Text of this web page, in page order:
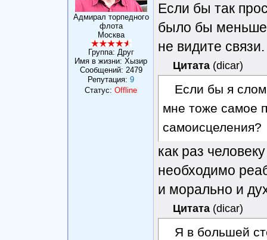
Адмирал торпедного
флота
Москва
Группа: Друг
Имя в жизни: Хызир
Сообщений: 2479
Репутация: 9
Статус: Offline
Если бы так
было бы меньше
не видите связи.
Цитата (dicar)
Если бы я
мне тоже самое
самоисцеления?
как раз
необходимо
и морально и
Цитата (dicar)
Я в большей